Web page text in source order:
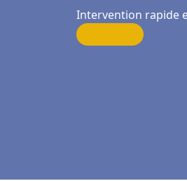
Intervention rapide